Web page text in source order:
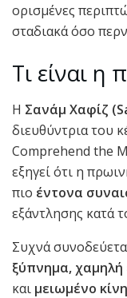
ορισμένες
σταδιακά όσο
Τι είναι η
Η Σανάμ Χαφίζ
διευθύντρια του
Comprehend the
εξηγεί ότι η
πιο έντονα
εξάντλησης κατά
Συχνά
ξύπνημα, χαμηλή
και μειωμένο